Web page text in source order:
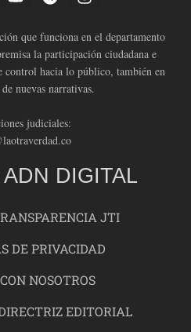
que funciona en el departamento
la participación ciudadana e
control hacia lo público, también en
nuevas narrativas.
judiciales:
DIGITAL
JTI
DE PRIVACIDAD
NOSOTROS
EDITORIAL